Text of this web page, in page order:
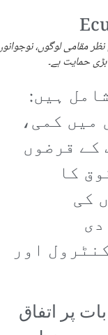
مقامی لوگوں،
حمایت ہے۔
ہیں:
میں کمی،
کے قرضوں
کا
کی
اور
پر اتفاق